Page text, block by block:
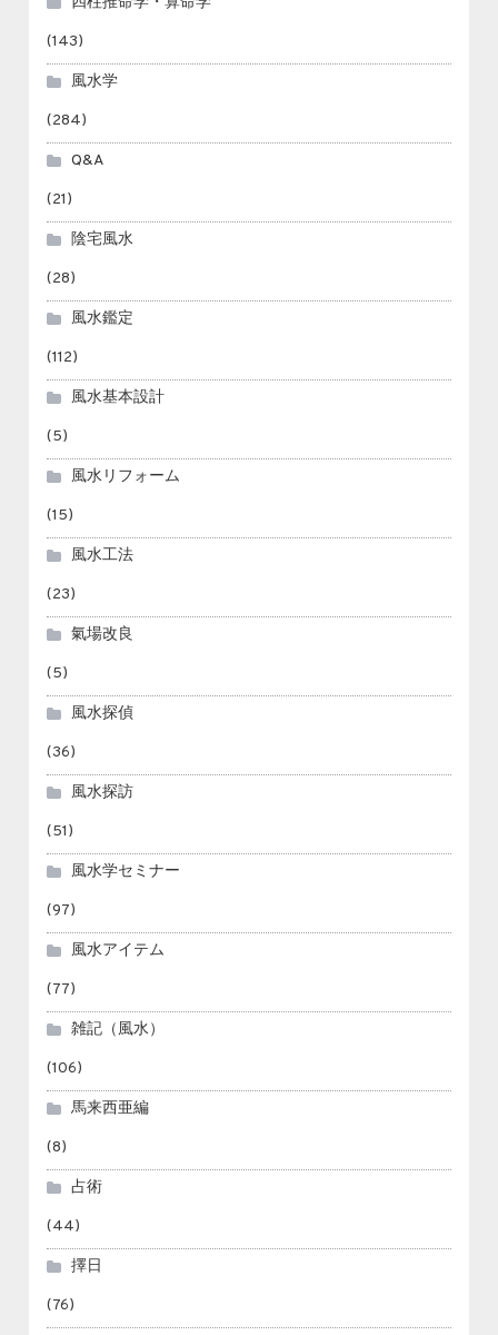
(143)
風水学
(284)
Q&A
(21)
陰宅風水
(28)
風水鑑定
(112)
風水基本設計
(5)
風水リフォーム
(15)
風水工法
(23)
氣場改良
(5)
風水探偵
(36)
風水探訪
(51)
風水学セミナー
(97)
風水アイテム
(77)
雑記（風水）
(106)
馬来西亜編
(8)
占術
(44)
擇日
(76)